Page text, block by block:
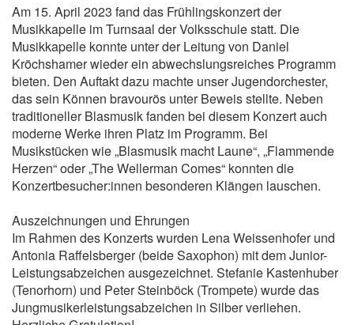
Am 15. April 2023 fand das Frühlingskonzert der
Musikkapelle im Turnsaal der Volksschule statt. Die
Musikkapelle konnte unter der Leitung von Daniel
Kröchshamer wieder ein abwechslungsreiches Programm
bieten. Den Auftakt dazu machte unser Jugendorchester,
das sein Können bravourös unter Beweis stellte. Neben
traditioneller Blasmusik fanden bei diesem Konzert auch
moderne Werke ihren Platz im Programm. Bei
Musikstücken wie „Blasmusik macht Laune“, „Flammende
Herzen“ oder „The Wellerman Comes“ konnten die
Konzertbesucher:innen besonderen Klängen lauschen.
Auszeichnungen und Ehrungen
Im Rahmen des Konzerts wurden Lena Weissenhofer und
Antonia Raffelsberger (beide Saxophon) mit dem Junior-
Leistungsabzeichen ausgezeichnet. Stefanie Kastenhuber
(Tenorhorn) und Peter Steinböck (Trompete) wurde das
Jungmusikerleistungsabzeichen in Silber verliehen.